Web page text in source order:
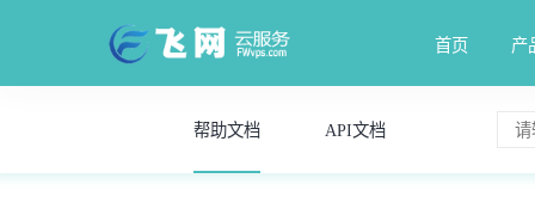
首页 产
帮助文档 API文档